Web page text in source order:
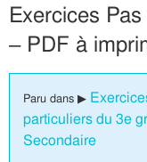
Exercices
– PDF à
Paru dans ▶
particuliers du 3e
Secondaire